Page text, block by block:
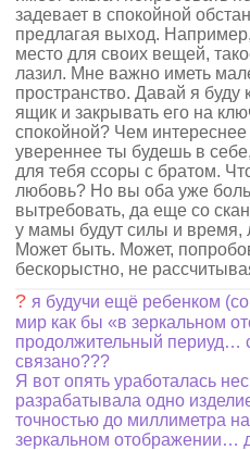
задевает в спокойной
предлагая выход.
место для своих вещей,
лазил. Мне важно иметь
пространство. Давай я буду
ящик и закрывать его на
спокойной? Чем интереснее
увереннее ты будешь в
для тебя ссоры с братом.
любовь? Но вы оба уже
вытребовать, да еще со
у мамы будут силы и время,
Может быть. Может,
бескорыстно, не
?я будучи ещё ребенком
мир как бы «в зеркальном
продолжительный периуд…
связано???
Я вот опять уработалась
разрабатывала одно
точностью до миллиметра
зеркальном